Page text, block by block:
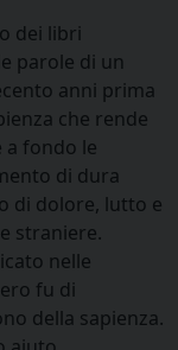
dei libri
parole di un
anni prima
che rende
a fondo le
di dura
di dolore, lutto e
straniere.
nelle
fu di
della sapienza.